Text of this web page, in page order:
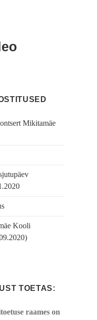
Mikitamäe
Kooli
TOETAS:
raames on